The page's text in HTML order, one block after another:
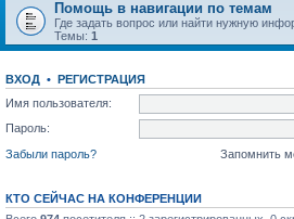
Помощь в навигации по темам
Где задать вопрос или найти нужную
Темы: 1
ВХОД •
РЕГИСТРАЦИЯ
Имя пользователя:
Пароль:
Забыли пароль?
Запомнить
КТО СЕЙЧАС НА КОНФЕРЕНЦИИ